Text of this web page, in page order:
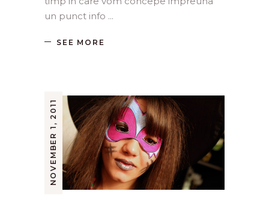
un punct info
SEE MORE
NOVEMBER 1, 2011